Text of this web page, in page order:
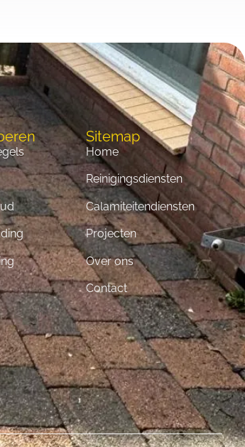
Sitemap
Home
Reinigingsdiensten
Calamiteitendiensten
Projecten
Over ons
Contact